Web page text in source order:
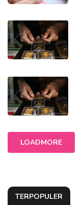
LOADMORE
TERPOPULER